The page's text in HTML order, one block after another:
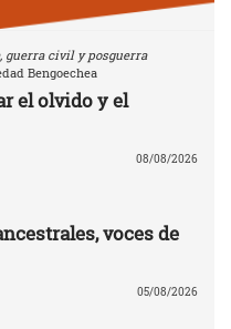
guerra civil y posguerra
Bengoechea
el olvido y el
08/08/2026
voces de
05/08/2026